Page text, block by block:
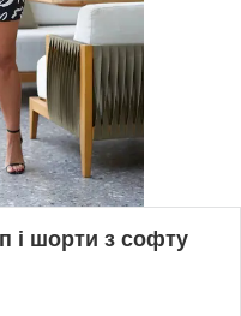
і шорти з софту